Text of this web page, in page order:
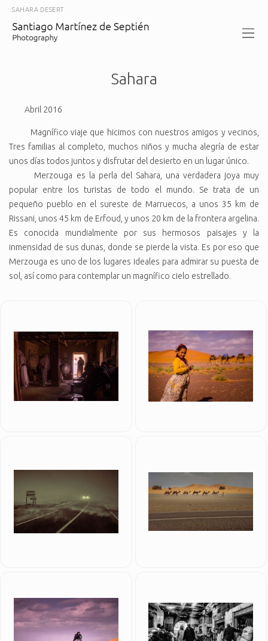
SAHARA DESERT
Sahara
Abril 2016
Magnífico viaje que hicimos con nuestros amigos y vecinos,
Tres familias al completo, muchos niños y mucha alegría de estar
unos días todos juntos y disfrutar del desierto en un lugar único.
Merzouga es la perla del Sahara, una verdadera joya muy
popular entre los turistas de todo el mundo. Se trata de un
pequeño pueblo en el sureste de Marruecos, a unos 35 km de
Rissani, unos 45 km de Erfoud, y unos 20 km de la frontera argelina.
Es conocida mundialmente por sus hermosos paisajes y la
inmensidad de sus dunas, donde se pierde la vista. Es por eso que
Merzouga es uno de los lugares ideales para admirar su puesta de
sol, así como para contemplar un magnífico cielo estrellado.